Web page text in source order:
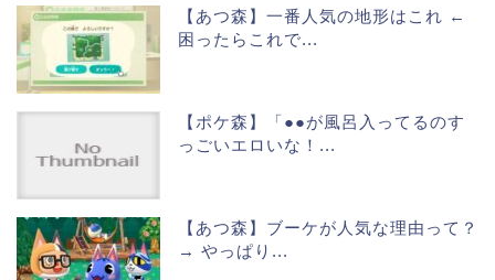
【あつ森】一番人気の地形はこれ ←
困ったらこれで...
【ポケ森】「●●が風呂入ってるのす
っごいエロいな！...
【あつ森】ブーケが人気な理由って？
→ やっぱり...